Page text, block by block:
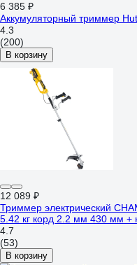
6 385 ₽
Аккумуляторный триммер
4.3
(200)
В корзину
12 089 ₽
Триммер электрический
5.42 кг корд 2.2 мм 430 мм +
4.7
(53)
В корзину